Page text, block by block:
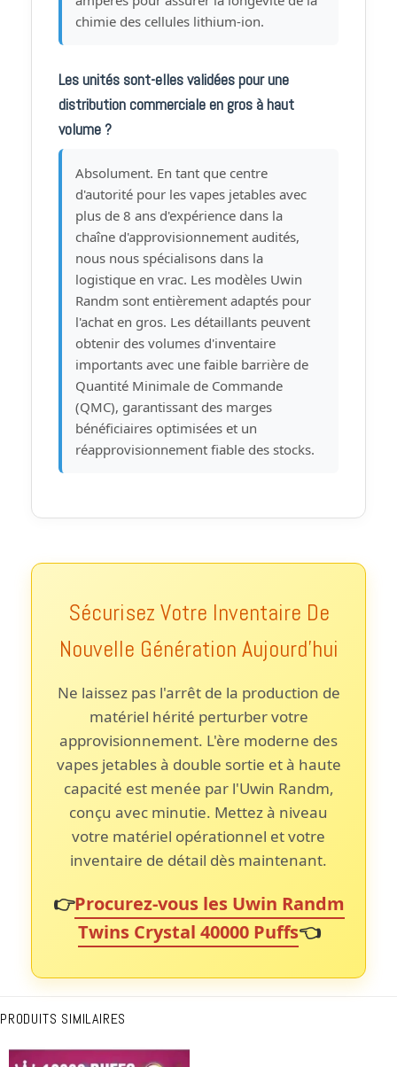
chimie des cellules lithium-ion.
Les unités sont-elles validées pour une
distribution commerciale en gros à haut
volume ?
Absolument. En tant que centre
d'autorité pour les vapes jetables avec
plus de 8 ans d'expérience dans la
chaîne d'approvisionnement audités,
nous nous spécialisons dans la
logistique en vrac. Les modèles Uwin
Randm sont entièrement adaptés pour
l'achat en gros. Les détaillants peuvent
obtenir des volumes d'inventaire
importants avec une faible barrière de
Quantité Minimale de Commande
(QMC), garantissant des marges
bénéficiaires optimisées et un
réapprovisionnement fiable des stocks.
Sécurisez Votre Inventaire De
Nouvelle Génération Aujourd'hui
Ne laissez pas l'arrêt de la production de
matériel hérité perturber votre
approvisionnement. L'ère moderne des
vapes jetables à double sortie et à haute
capacité est menée par l'Uwin Randm,
conçu avec minutie. Mettez à niveau
votre matériel opérationnel et votre
inventaire de détail dès maintenant.
👉Procurez-vous les Uwin Randm
Twins Crystal 40000 Puffs👈
PRODUITS SIMILAIRES